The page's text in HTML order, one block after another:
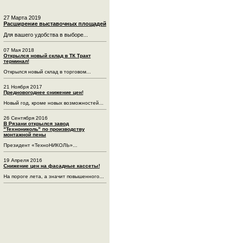
27 Марта 2019
Расширение выставочных площадей
Для вашего удобства в выборе...
07 Мая 2018
Открылся новый склад в ТК Тракт
терминал!
Открылся новый склад в торговом...
21 Ноября 2017
Предновогоднее снижение цен!
Новый год, кроме новых возможностей...
26 Сентября 2016
В Рязани открылся завод
"Технониколь" по производству
монтажной пены
Президент «ТехноНИКОЛЬ»...
19 Апреля 2016
Снижение цен на фасадные кассеты!
На пороге лета, а значит повышенного...